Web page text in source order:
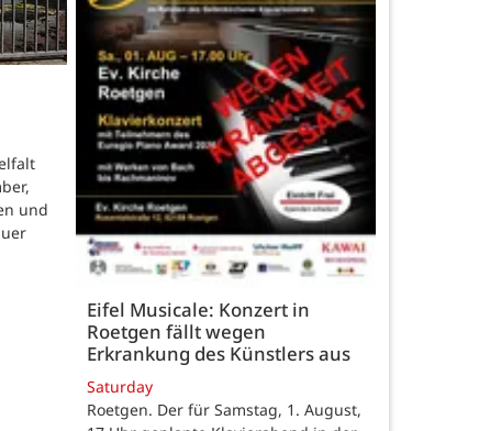
und
Eifel Musicale: Konzert in
Roetgen fällt wegen
Erkrankung des Künstlers aus
Saturday
Roetgen. Der für Samstag, 1. August,